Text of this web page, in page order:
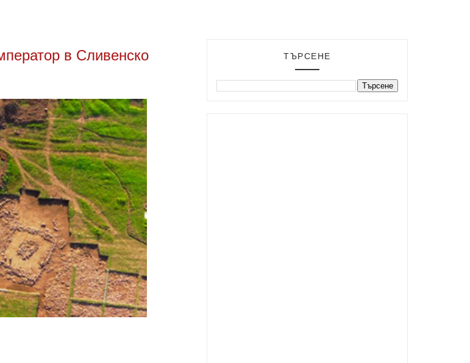
в Сливенско ТЪРСЕНЕ